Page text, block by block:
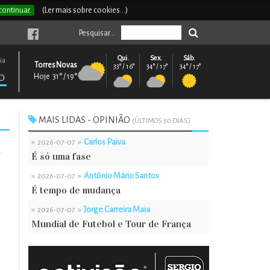
(Ler mais sobre cookies...)
Pesquisar...
Sáb.
34° / 17°
Sex.
34° / 17°
Qui.
33° / 16°
Torres Novas
Hoje 31° / 19°
MAIS LIDAS - OPINIÃO (ÚLTIMOS 30 DIAS)
» 2026-07-07 » Carlos Paiva
É só uma fase
» 2026-07-07 » António Mário Santos
É tempo de mudança
» 2026-07-07 » Jorge Carreira Maia
Mundial de Futebol e Tour de França